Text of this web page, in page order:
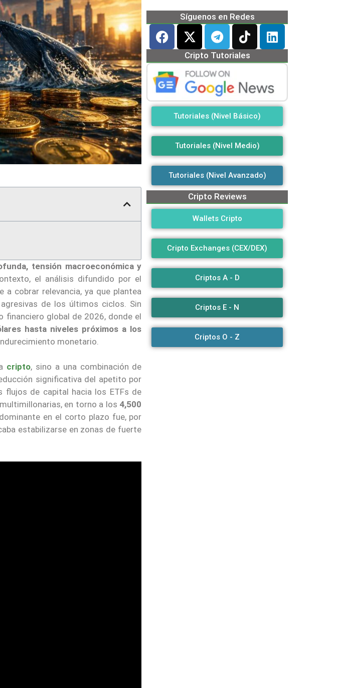
tensión macroeconómica y
el análisis difundido por el
a cobrar relevancia, ya que plantea
de los últimos ciclos. Sin
financiero global de 2026, donde el
hasta niveles próximos a los
monetario.
cripto, sino a una combinación de
significativa del apetito por
flujos de capital hacia los ETFs de
en torno a los 4,500
en el corto plazo fue, por
estabilizarse en zonas de fuerte
Síguenos en Redes
Cripto Tutoriales
Tutoriales (Nivel Básico)
Tutoriales (Nivel Medio)
Tutoriales (Nivel Avanzado)
Cripto Reviews
Wallets Cripto
Cripto Exchanges (CEX/DEX)
Criptos A - D
Criptos E - N
Criptos O - Z